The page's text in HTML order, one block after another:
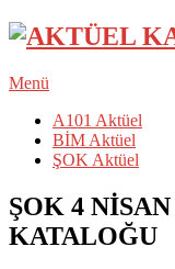
Menü
A101 Aktüel
BİM Aktüel
ŞOK Aktüel
ŞOK 4
KATALOĞU